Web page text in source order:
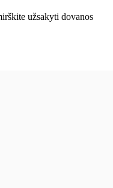
užsakyti dovanos